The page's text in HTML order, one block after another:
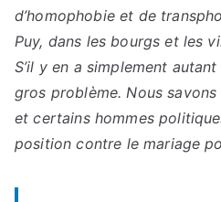
d’homophobie et de
Puy, dans les bourgs et les
S’il y en a simplement autant
gros problème. Nous savons
et certains hommes
position contre le mariage